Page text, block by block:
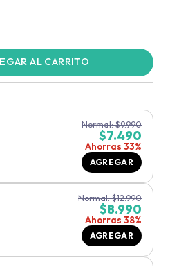
AL CARRITO
Normal:$9.990
$7.490
Ahorras 33%
AGREGAR
Normal:$12.990
$8.990
Ahorras 38%
AGREGAR